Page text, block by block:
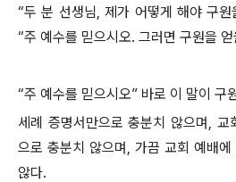
“두 분 선생님, 제가 어떻게 해야 구
“주 예수를 믿으시오. 그러면 구원을
“주 예수를 믿으시오” 바로 이 말이 구
세례 증명서만으로 충분치 않으며,
으로 충분치 않으며, 가끔 교회 예배에
않다.